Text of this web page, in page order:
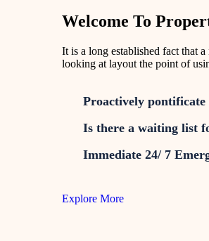
Welcome To
It is a long established fact that
looking at layout the point of
Proactively pontificate
Is there a waiting list
Immediate 24/ 7
Explore More